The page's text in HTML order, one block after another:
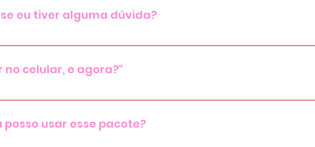
eu tiver alguma dúvida?
o espaço para comentários, todas suas dúvidas serão
no celular, e agora?"
acessar seu material me mande um e-mail para
usar esse pacote?